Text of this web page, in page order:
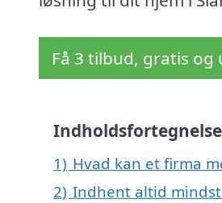
Få 3 tilbud, gratis
Indholdsfortegnelse
1) Hvad kan et firma
2) Indhent altid